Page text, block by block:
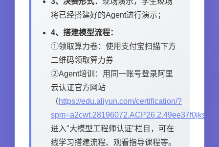
将已经搭建好的Agent进行演示；
4、搭建模型流程：
①领取算力卷：使用支付宝扫描下方
二维码领取算力券
②Agent培训：用同一账号登录阿里
云认证官方网站
（https://edu.aliyun.com/certification/?
spm=a2cwt.28196072.ACP26.2.49ee37f0jksf6d
进入"大模型工程师认证"栏目，可在
线学习搭建流程、观看指导课程等。